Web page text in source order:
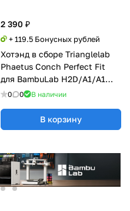
2 390 ₽
+ 119.5 Бонусных рублей
Хотэнд в сборе Trianglelab
Phaetus Conch Perfect Fit
для BambuLab H2D/A1/A1
mini
0 0 В наличии
В корзину